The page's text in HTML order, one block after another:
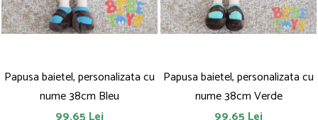
Papusa baietel, personalizata cu
nume 38cm Bleu
Papusa baietel, personalizata cu
nume 38cm Verde